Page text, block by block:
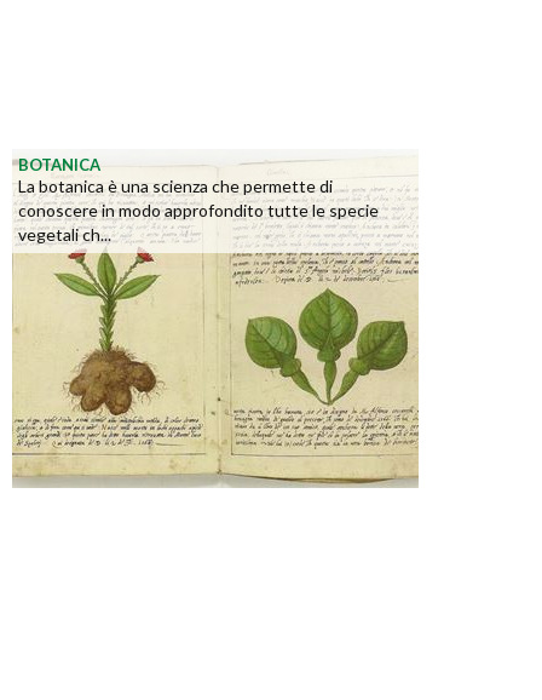
BOTANICA
La botanica è una scienza che permette di
conoscere in modo approfondito tutte le specie
vegetali ch...